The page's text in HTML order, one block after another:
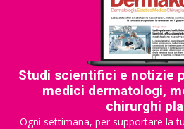
Studi scientifici e notizie
medici dermatologi,
chirurghi
Ogni settimana, per supportare la